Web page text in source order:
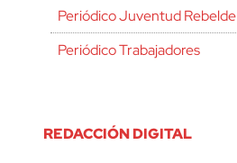
Periódico Juventud Rebelde
Periódico Trabajadores
REDACCIÓN DIGITAL